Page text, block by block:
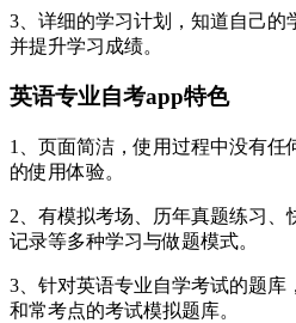
3、详细的学习计划，知道自己的
并提升学习成绩。
英语专业自考app特色
1、页面简洁，使用过程中没有
的使用体验。
2、有模拟考场、历年真题练习、
记录等多种学习与做题模式。
3、针对英语专业自学考试的题库
和常考点的考试模拟题库。